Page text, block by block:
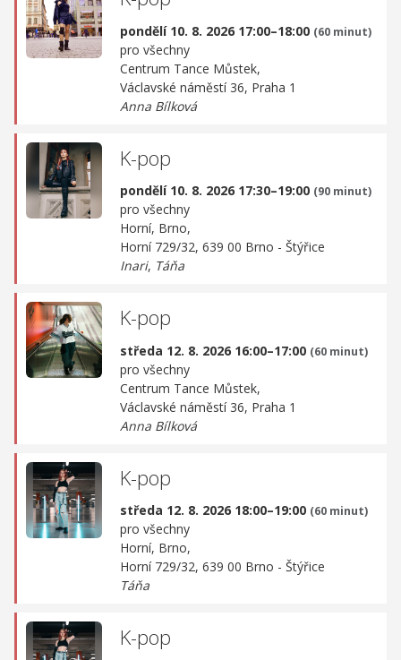
pondělí 10. 8. 2026 17:00–18:00 (60 minut)
pro všechny
Centrum Tance Můstek,
Václavské náměstí 36, Praha 1
Anna Bílková
K-pop
pondělí 10. 8. 2026 17:30–19:00 (90 minut)
pro všechny
Horní, Brno,
Horní 729/32, 639 00 Brno - Štýřice
Inari, Táňa
K-pop
středa 12. 8. 2026 16:00–17:00 (60 minut)
pro všechny
Centrum Tance Můstek,
Václavské náměstí 36, Praha 1
Anna Bílková
K-pop
středa 12. 8. 2026 18:00–19:00 (60 minut)
pro všechny
Horní, Brno,
Horní 729/32, 639 00 Brno - Štýřice
Táňa
K-pop